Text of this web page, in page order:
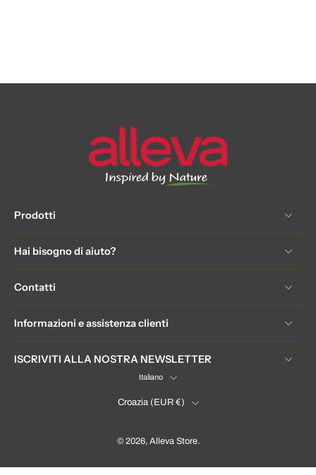
Prodotti
Hai bisogno di aiuto?
Contatti
Informazioni e assistenza clienti
ISCRIVITI ALLA NOSTRA NEWSLETTER
Italiano
Croazia ‎(EUR €)‎
© 2026, Alleva Store.